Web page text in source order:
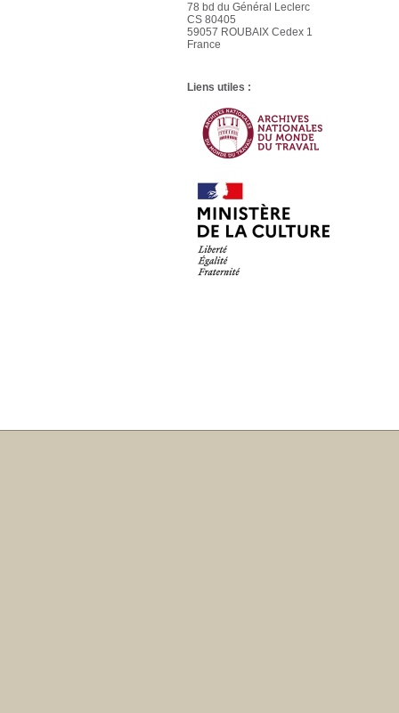
78 bd du Général Leclerc
CS 80405
59057 ROUBAIX Cedex 1
France
Liens utiles :